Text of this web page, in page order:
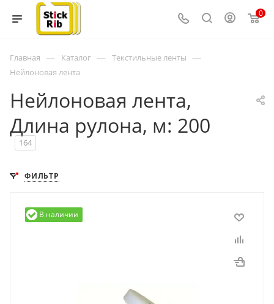
0
Главная — Каталог — Текстильные ленты —
Нейлоновая лента
Нейлоновая лента,
Длина рулона, м: 200
164
ФИЛЬТР
В наличии